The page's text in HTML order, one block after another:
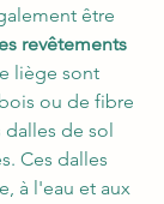
être
revêtements
liège sont
ou de fibre
de sol
Ces dalles
à l'eau et aux